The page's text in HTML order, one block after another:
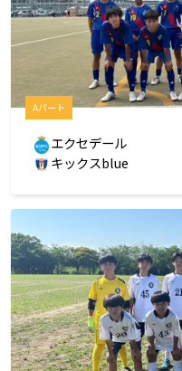
Aパート
エクセデール
キックスblue